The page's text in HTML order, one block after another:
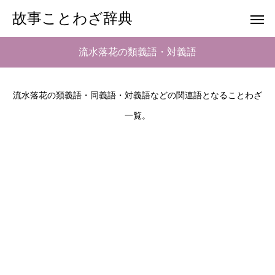
故事ことわざ辞典
流水落花の類義語・対義語
流水落花の類義語・同義語・対義語などの関連語となることわざ
一覧。